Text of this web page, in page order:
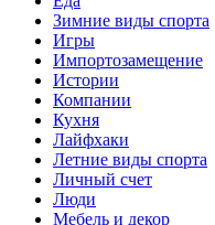
Зимние виды спорта
Игры
Импортозамещение
Истории
Компании
Кухня
Лайфхаки
Летние виды спорта
Личный счет
Люди
Мебель и декор